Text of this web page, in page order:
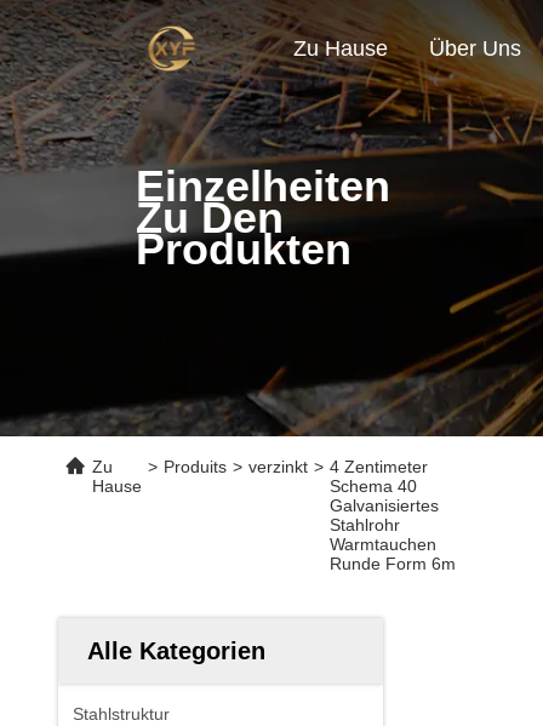
Zu Hause Über Uns
Einzelheiten
Zu Den
Produkten
Zu
Hause
> Produits > verzinkt > 4 Zentimeter
Schema 40
Galvanisiertes
Stahlrohr
Warmtauchen
Runde Form 6m
Alle Kategorien
Stahlstruktur